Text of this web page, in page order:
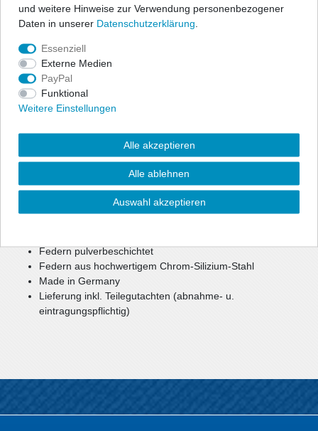
Technische Daten
Angaben Produktsicherheit
Zur optischen Reduzierung der Fahrzeughöhe bietet ap eine
preiswerte, aber dennoch hochwertige Option für mehr Agilität
Bei einer Tieferlegung bis zu ca. 40 mm können weiterhin die
Seriendämpfer verwendet werden.
Bei größerer Tieferlegung oder Keilform werden gekürzte
reduzierter Schwerpunkt
Federn pulverbeschichtet
Federn aus hochwertigem Chrom-Silizium-Stahl
Made in Germany
Lieferung inkl. Teilegutachten (abnahme- u.
eintragungspflichtig)
und weitere Hinweise zur Verwendung personenbezogener
Daten in unserer Daten­schutz­erklärung
Essenziell
Externe Medien
PayPal
Funktional
Weitere Einstellungen
Alle akzeptieren
Alle ablehnen
Auswahl akzeptieren